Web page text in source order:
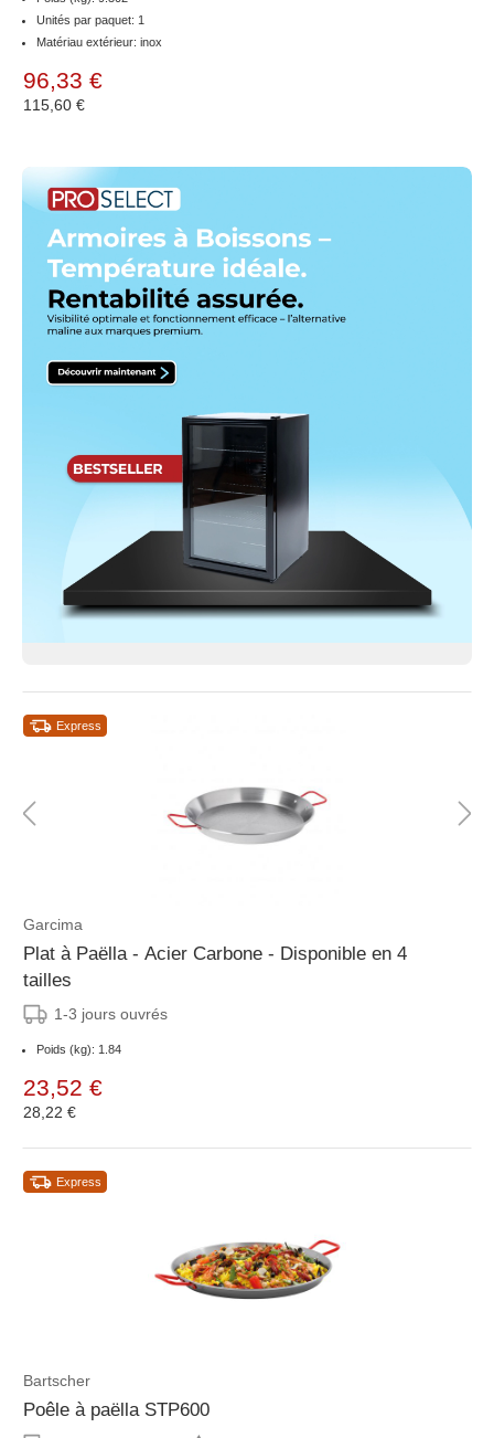
Unités par paquet: 1
Matériau extérieur: inox
96,33 €
115,60 €
Express
Garcima
Plat à Paëlla - Acier Carbone - Disponible en 4
tailles
1-3 jours ouvrés
Poids (kg): 1.84
23,52 €
28,22 €
Express
Bartscher
Poêle à paëlla STP600